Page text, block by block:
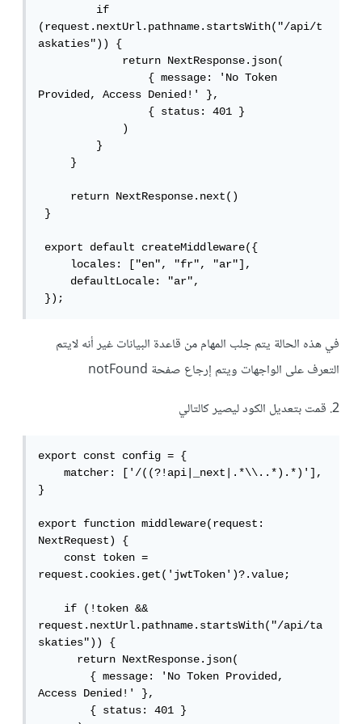
         if
(request.nextUrl.pathname.startsWith("/api/t
askaties")) {
             return NextResponse.json(
                 { message: 'No Token
Provided, Access Denied!' },
                 { status: 401 }
             )
         }
     }
     return NextResponse.next()
}
export default createMiddleware({
     locales: ["en", "fr", "ar"],
     defaultLocale: "ar",
});
في هذه الحالة يتم جلب المهام من قاعدة البيانات غير أنه لايتم
التعرف على الواجهات ويتم إرجاع صفحة notFound
2. قمت بتعديل الكود ليصير كالتالي
export const config = {
    matcher: ['/((?!api|_next|.*\\..*).*)'],
}
export function middleware(request:
NextRequest) {
    const token =
request.cookies.get('jwtToken')?.value;
    if (!token &&
request.nextUrl.pathname.startsWith("/api/ta
skaties")) {
      return NextResponse.json(
        { message: 'No Token Provided,
Access Denied!' },
        { status: 401 }